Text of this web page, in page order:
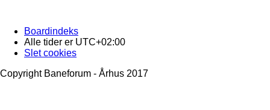
Boardindeks
Alle tider er UTC+02:00
Slet cookies
Copyright Baneforum - Århus 2017